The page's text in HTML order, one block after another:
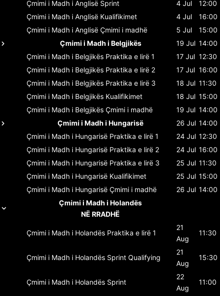
Çmimi i Madh i Anglisë Sprint 4 Jul
12:00
Çmimi i Madh i Anglisë Kualifikimet 4 Jul
16:00
Çmimi i Madh i Anglisë Çmimi i madhë 5 Jul
15:00
Çmimi i Madh i Belgjikës
19 Jul 14:00
Çmimi i Madh i Belgjikës Praktika e lirë 1 17 Jul 12:30
Çmimi i Madh i Belgjikës Praktika e lirë 2 17 Jul 16:00
Çmimi i Madh i Belgjikës Praktika e lirë 3 18 Jul 11:30
Çmimi i Madh i Belgjikës Kualifikimet 18 Jul 15:00
Çmimi i Madh i Belgjikës Çmimi i madhë 19 Jul 14:00
Çmimi i Madh i Hungarisë
26 Jul 14:00
Çmimi i Madh i Hungarisë Praktika e lirë 1 24 Jul 12:30
Çmimi i Madh i Hungarisë Praktika e lirë 2 24 Jul 16:00
Çmimi i Madh i Hungarisë Praktika e lirë 3 25 Jul 11:30
Çmimi i Madh i Hungarisë Kualifikimet 25 Jul 15:00
Çmimi i Madh i Hungarisë Çmimi i madhë 26 Jul 14:00
Çmimi i Madh i Holandës
NË RRADHË
Çmimi i Madh i Holandës Praktika e lirë 1
21
Aug
11:30
Çmimi i Madh i Holandës Sprint Qualifying
21
Aug
15:30
Çmimi i Madh i Holandës Sprint
22
Aug
11:00